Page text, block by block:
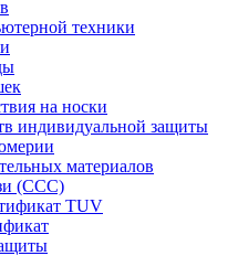
техники
на носки
индивидуальной защиты
материалов
(ССС)
TUV